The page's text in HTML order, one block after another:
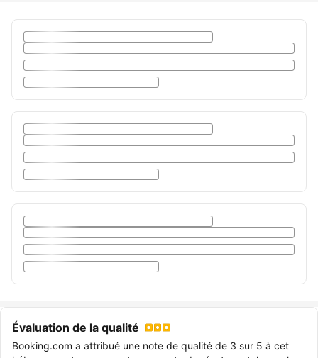
Évaluation de la qualité
Booking.com a attribué une note de qualité de 3 sur 5 à cet